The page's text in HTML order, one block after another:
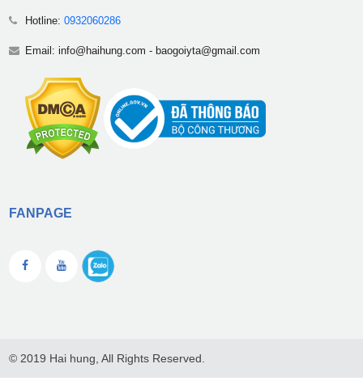
Hotline: 0932060286
Email: info@haihung.com - baogoiyta@gmail.com
FANPAGE
© 2019 Hai hung, All Rights Reserved.